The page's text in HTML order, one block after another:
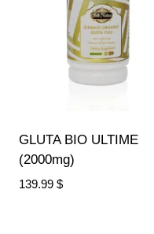
GLUTA BIO ULTIME
(2000mg)
139.99 $